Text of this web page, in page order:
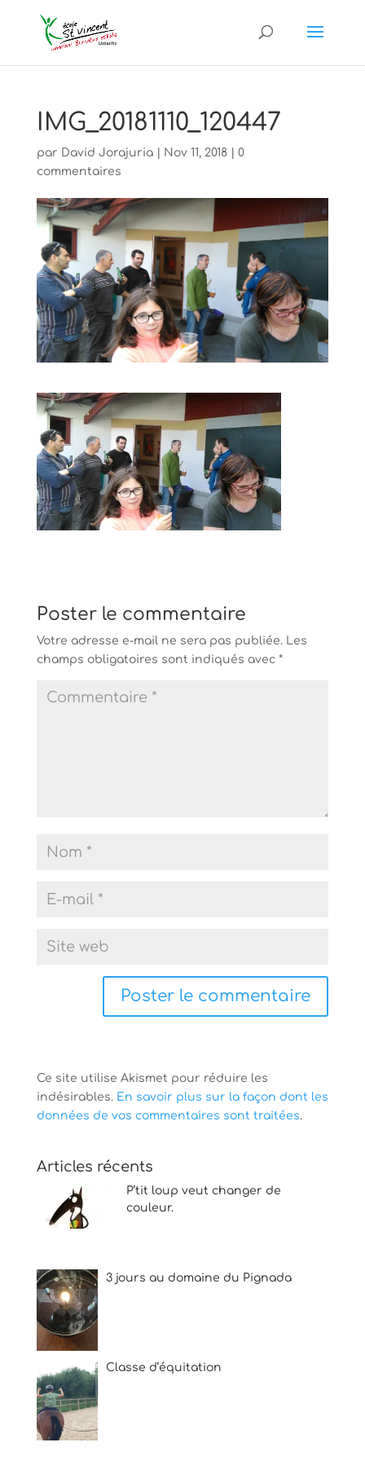
IMG_20181110_120447
par David Jorajuria| Nov 11, 2018| 0
commentaires
Poster le commentaire
Votre adresse e-mail ne sera pas publiée. Les
champs obligatoires sont indiqués avec *
Ce site utilise Akismet pour réduire les
indésirables. En savoir plus sur la façon dont les
données de vos commentaires sont traitées.
Articles récents
P’tit loup veut changer de
couleur.
3 jours au domaine du Pignada
Classe d’équitation